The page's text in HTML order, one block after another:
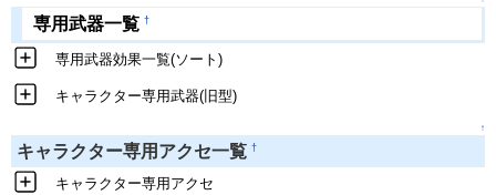
専用武器一覧 †
専用武器効果一覧(ソート)
キャラクター専用武器(旧型)
↑
キャラクター専用アクセ一覧 †
キャラクター専用アクセ